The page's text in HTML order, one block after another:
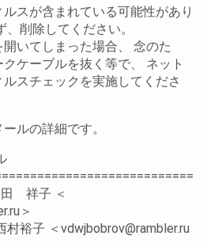
スが含まれている可能性があり
削除してください。
いてしまった場合、 念のた
ケーブルを抜く等で、 ネット
スチェックを実施してくださ
ルの詳細です。
祥子 ＜
＞